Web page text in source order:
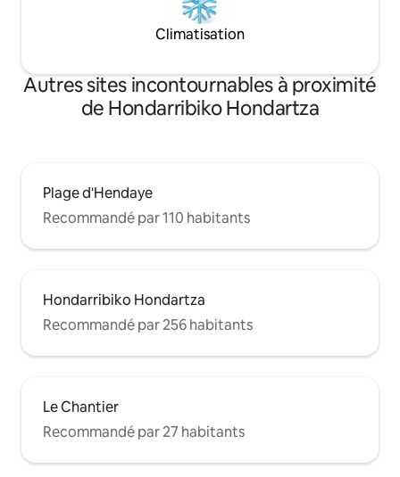
locales, visitas a la ciudad, salidas al mar
Climatisation
Autres sites incontournables à proximité
de Hondarribiko Hondartza
Plage d'Hendaye
Recommandé par 110 habitants
Hondarribiko Hondartza
Recommandé par 256 habitants
Le Chantier
Recommandé par 27 habitants